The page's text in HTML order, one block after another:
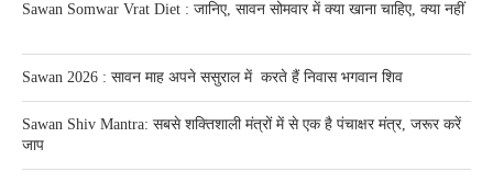
Sawan Somwar Vrat Diet : जानिए, सावन सोमवार में क्या खाना चाहिए, क्या नहीं
Sawan 2026 : सावन माह अपने ससुराल में करते हैं निवास भगवान शिव
Sawan Shiv Mantra: सबसे शक्तिशाली मंत्रों में से एक है पंचाक्षर मंत्र, जरूर करें
जाप